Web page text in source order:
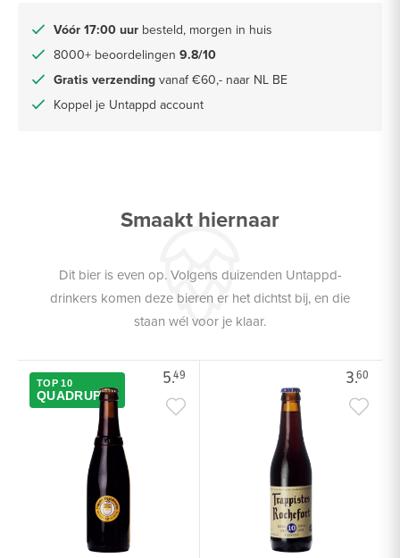
Vóór 17:00 uur besteld, morgen in huis
8000+ beoordelingen 9.8/10
Gratis verzending vanaf €60,- naar NL BE
Koppel je Untappd account
Smaakt hiernaar
Dit bier is even op. Volgens duizenden Untappd-
drinkers komen deze bieren er het dichtst bij, en die
staan wél voor je klaar.
5.49
TOP 10
QUADRUPEL
3.60